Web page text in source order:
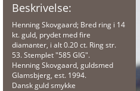
Beskrivelse:
Henning Skovgaard; Bred ring i 14
kt. guld, prydet med fire
diamanter, i alt 0.20 ct. Ring str.
53. Stemplet "585 GIG".
Henning Skovgaard, guldsmed
Glamsbjerg, est. 1994.
Dansk guld smykke